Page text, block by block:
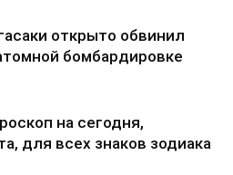
открыто обвинил
бомбардировке
на сегодня,
для всех знаков зодиака